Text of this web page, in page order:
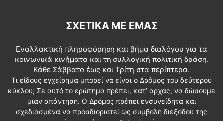
ΣΧΕΤΙΚΆ ΜΕ ΕΜΆΣ
Εναλλακτική πληροφόρηση και βήμα διαλόγου για τα
κοινωνικά κινήματα και τη συλλογική πολιτική δράση.
Κάθε Σάββατο έως και Τρίτη στα περίπτερα.
Τι είδους εγχείρημα μπορεί να είναι ο Δρόμος του δεύτερου
κύκλου; Σε αυτό το ερώτημα πρέπει, κατ’ αρχάς, να δώσουμε
μιαν απάντηση. Ο Δρόμος πρέπει ενσυνείδητα και
σχεδιασμένα να προσδιοριστεί ως συμβολή διεξόδου της